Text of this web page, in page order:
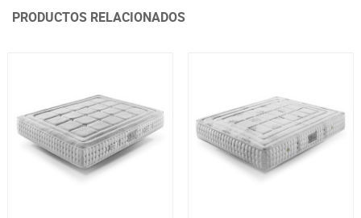
PRODUCTOS RELACIONADOS